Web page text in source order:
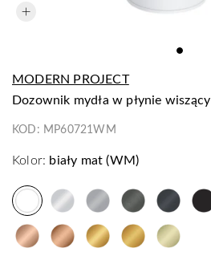
MODERN PROJECT
dozownik mydła w płynie wiszący
KOD: MP60721WM
Kolor: biały mat (WM)